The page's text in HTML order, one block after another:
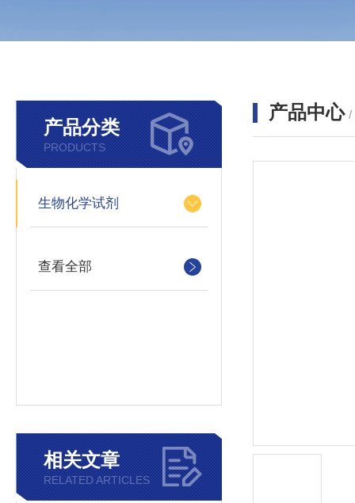
产品分类
PRODUCTS
生物化学试剂
查看全部
相关文章
RELATED ARTICLES
产品中心 /